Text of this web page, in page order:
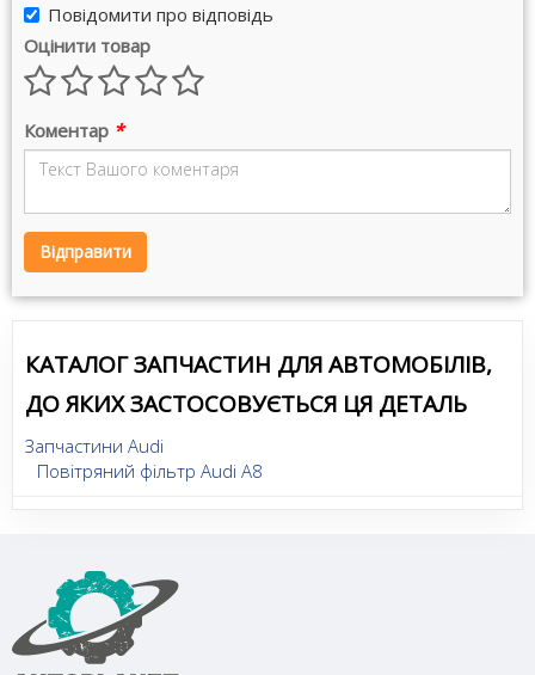
Повідомити про відповідь
Оцінити товар
Коментар *
Відправити
КАТАЛОГ ЗАПЧАСТИН ДЛЯ АВТОМОБІЛІВ,
ДО ЯКИХ ЗАСТОСОВУЄТЬСЯ ЦЯ ДЕТАЛЬ
Запчастини Audi
Повітряний фільтр Audi A8